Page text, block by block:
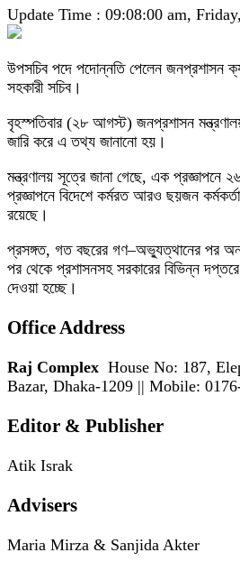
Update Time : 09:08:00 am,
উপসচিব পদে পদোন্নতি পেলেন জনপ্রশাসন
সহকারী সচিব।
বৃহস্পতিবার (২৮ আগস্ট) জনপ্রশাসন
জারি করে এ তথ্য জানানো হয়।
মন্ত্রণালয় সূত্রে জানা গেছে, এক প্রজ্ঞাপনে
প্রজ্ঞাপনে বিদেশে কর্মরত আরও ছয়জন
রয়েছে।
প্রসঙ্গত, গত বছরের গণ–অভ্যুত্থানের পর
পর থেকে প্রশাসনসহ সরকারের বিভিন্ন দপ্তরে
দেওয়া হচ্ছে।
Office Address
Raj Complex House No: 187,
Bazar, Dhaka-1209 || Mobile:
Editor & Publisher
Atik Israk
Advisers
Maria Mirza & Sanjida Akter